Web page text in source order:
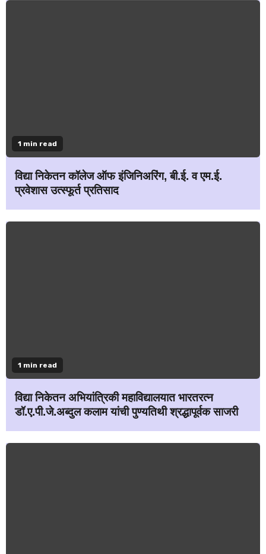
1 min read
विद्या निकेतन कॉलेज ऑफ इंजिनिअरिंग, बी.ई. व एम.ई.
प्रवेशास उत्स्फूर्त प्रतिसाद
1 min read
विद्या निकेतन अभियांत्रिकी महाविद्यालयात भारतरत्न
डॉ.ए.पी.जे.अब्दुल कलाम यांची पुण्यतिथी श्रद्धापूर्वक साजरी